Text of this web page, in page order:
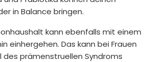
in Balance bringen.
kann ebenfalls mit einem
einhergehen. Das kann bei Frauen
des prämenstruellen Syndroms